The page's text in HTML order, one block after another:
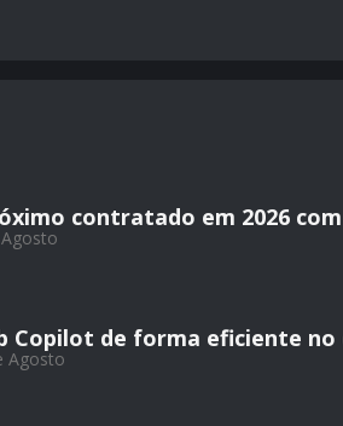
contratado em 2026
Copilot de forma eficiente
Agosto